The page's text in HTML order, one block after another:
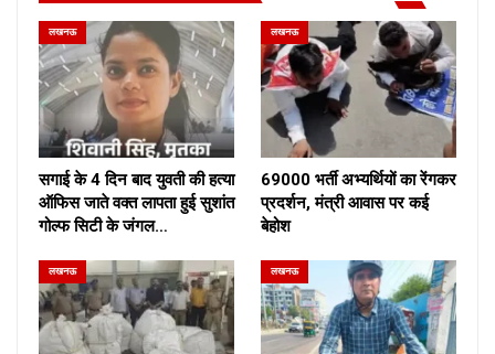
लखनऊ
सगाई के 4 दिन बाद युवती की हत्या
ऑफिस जाते वक्त लापता हुई सुशांत
गोल्फ सिटी के जंगल…
लखनऊ
69000 भर्ती अभ्यर्थियों का रेंगकर
प्रदर्शन, मंत्री आवास पर कई
बेहोश
लखनऊ लखनऊ